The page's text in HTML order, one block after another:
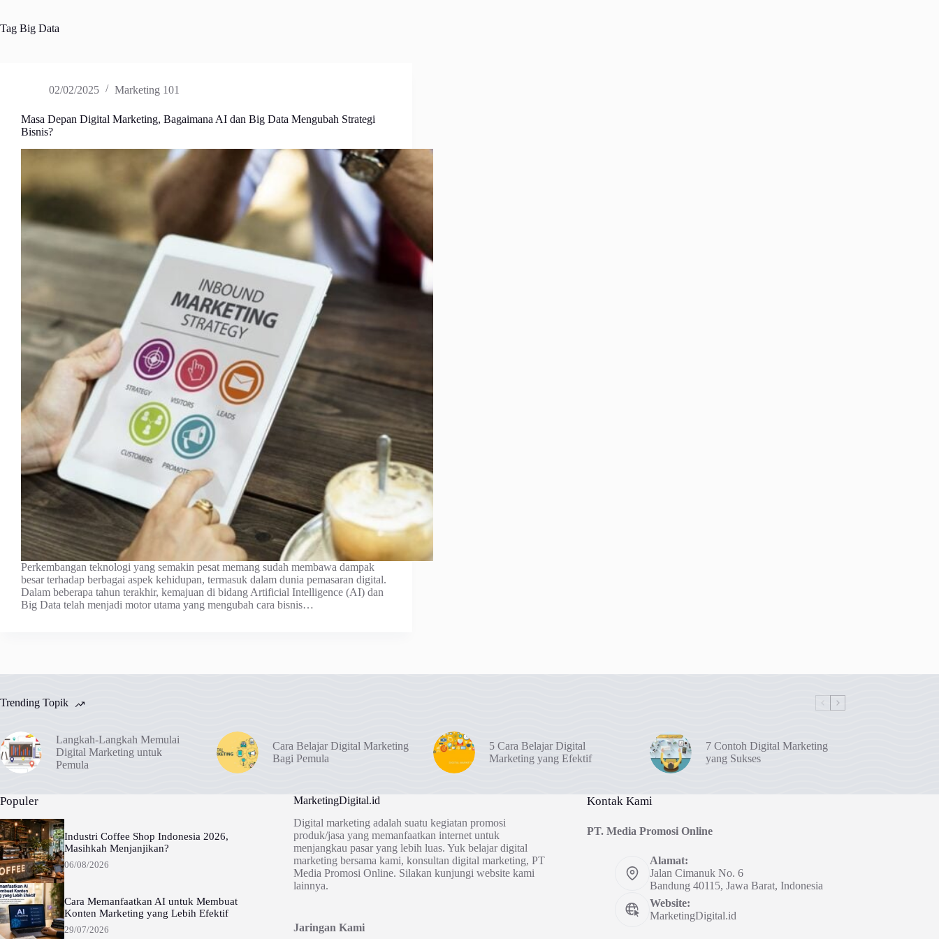
Tag Big Data
02/02/2025 Marketing 101
Masa Depan Digital Marketing, Bagaimana AI dan Big Data Mengubah Strategi
Bisnis?
Perkembangan teknologi yang semakin pesat memang sudah membawa dampak
besar terhadap berbagai aspek kehidupan, termasuk dalam dunia pemasaran digital.
Dalam beberapa tahun terakhir, kemajuan di bidang Artificial Intelligence (AI) dan
Big Data telah menjadi motor utama yang mengubah cara bisnis…
Trending Topik
Langkah-Langkah Memulai
Digital Marketing untuk
Pemula
Cara Belajar Digital Marketing
Bagi Pemula
5 Cara Belajar Digital
Marketing yang Efektif
7 Contoh Digital Marketing
yang Sukses
Populer
Industri Coffee Shop Indonesia 2026,
Masihkah Menjanjikan?
06/08/2026
Cara Memanfaatkan AI untuk Membuat
Konten Marketing yang Lebih Efektif
29/07/2026
MarketingDigital.id
Digital marketing adalah suatu kegiatan promosi
produk/jasa yang memanfaatkan internet untuk
menjangkau pasar yang lebih luas. Yuk belajar digital
marketing bersama kami, konsultan digital marketing, PT
Media Promosi Online. Silakan kunjungi website kami
lainnya.
Jaringan Kami
Kontak Kami
PT. Media Promosi Online
Alamat:
Jalan Cimanuk No. 6
Bandung 40115, Jawa Barat, Indonesia
Website:
MarketingDigital.id